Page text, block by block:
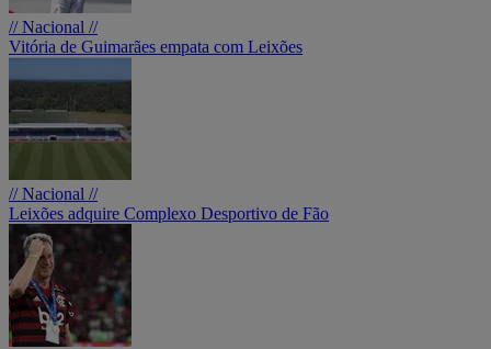
// Nacional //
Vitória de Guimarães empata com Leixões
// Nacional //
Leixões adquire Complexo Desportivo de Fão